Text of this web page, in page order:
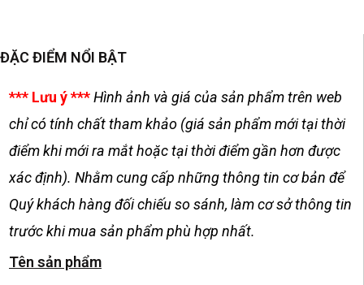
ĐẶC ĐIỂM NỔI BẬT
*** Lưu ý ***Hình ảnh và giá của sản phẩm trên web
chỉ có tính chất tham khảo (giá sản phẩm mới tại thời
điểm khi mới ra mắt hoặc tại thời điểm gần hơn được
xác định). Nhằm cung cấp những thông tin cơ bản để
Quý khách hàng đối chiếu so sánh, làm cơ sở thông tin
trước khi mua sản phẩm phù hợp nhất.
Tên sản phẩm